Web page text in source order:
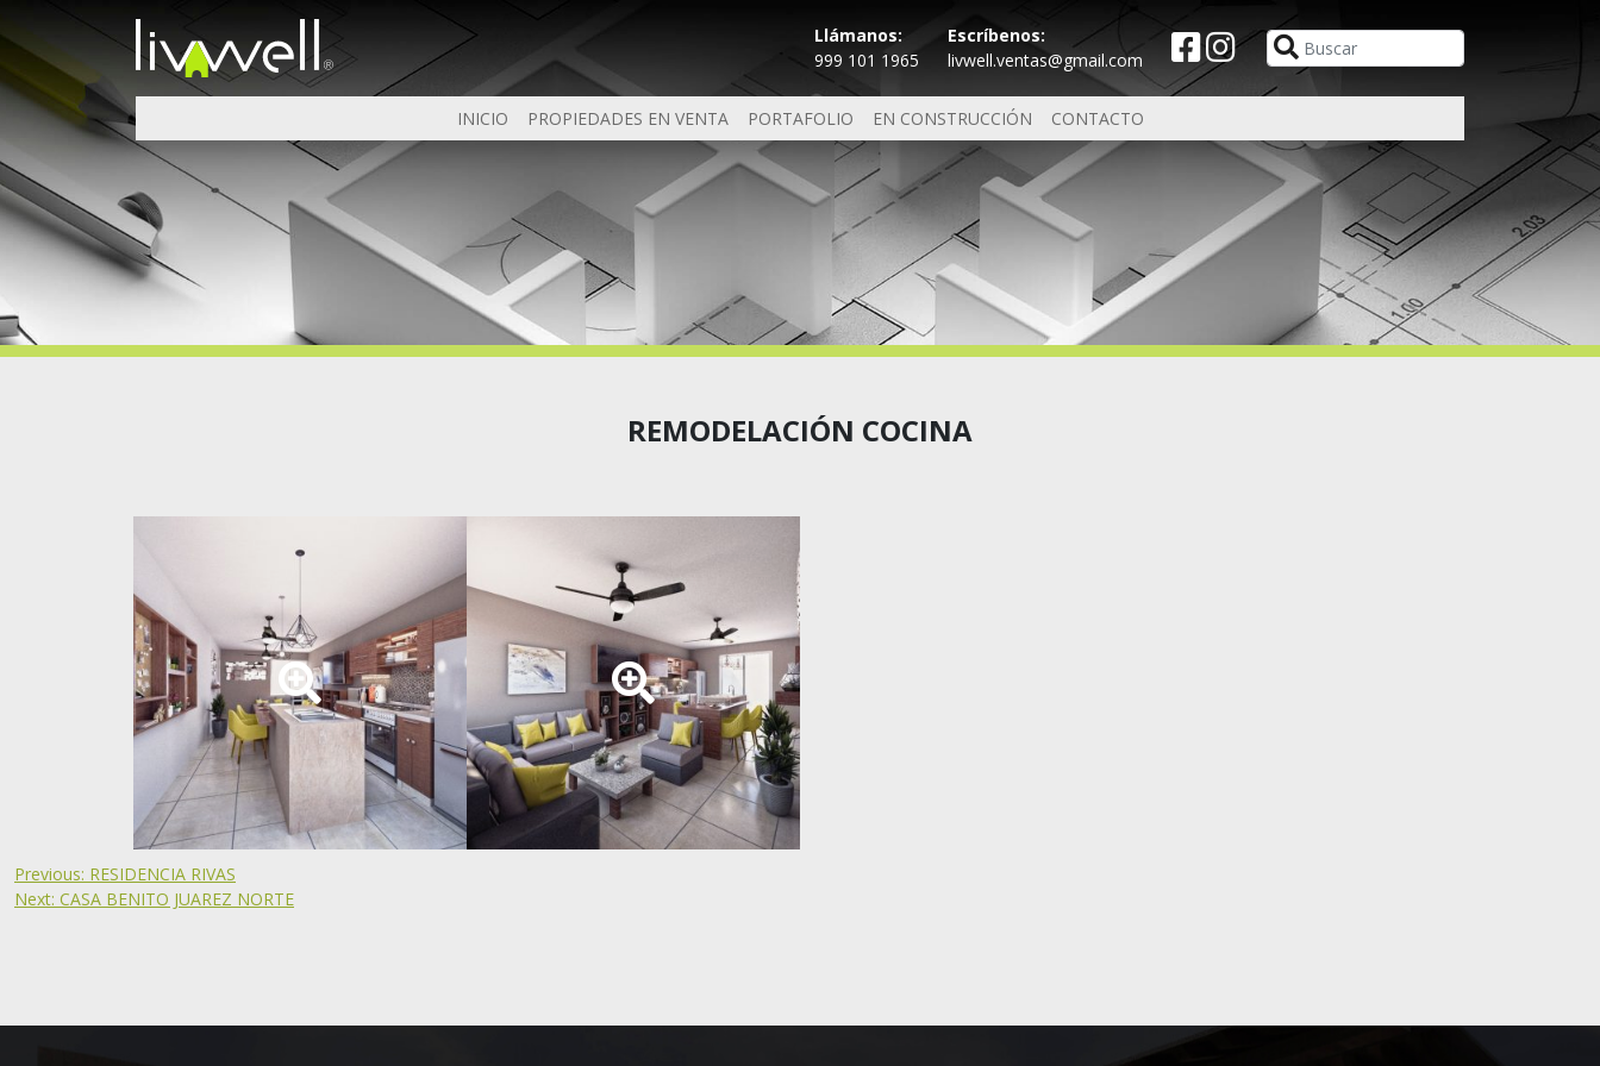
Llámanos:
999 101 1965
Escríbenos:
livwell.ventas@gmail.com
INICIO PROPIEDADES EN VENTA PORTAFOLIO EN CONSTRUCCIÓN CONTACTO
REMODELACIÓN COCINA
Previous: RESIDENCIA RIVAS
Next: CASA BENITO JUAREZ NORTE